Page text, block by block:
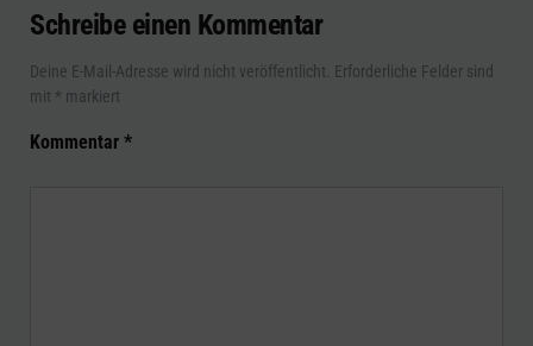
Schreibe einen Kommentar
Deine E-Mail-Adresse wird nicht veröffentlicht. Erforderliche Felder sind
mit * markiert
Kommentar *